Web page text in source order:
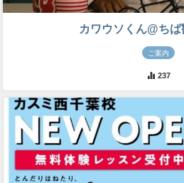
カワウソくん@ち
ご案内
237